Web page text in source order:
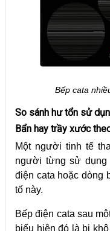
Bếp cata
So sánh hư tổn sử
Bẩn hay trầy xước
Một người tinh tế
người từng sử
điện cata hoặc dòng
tố này.
Bếp điện cata sau
biểu hiện đó là bị